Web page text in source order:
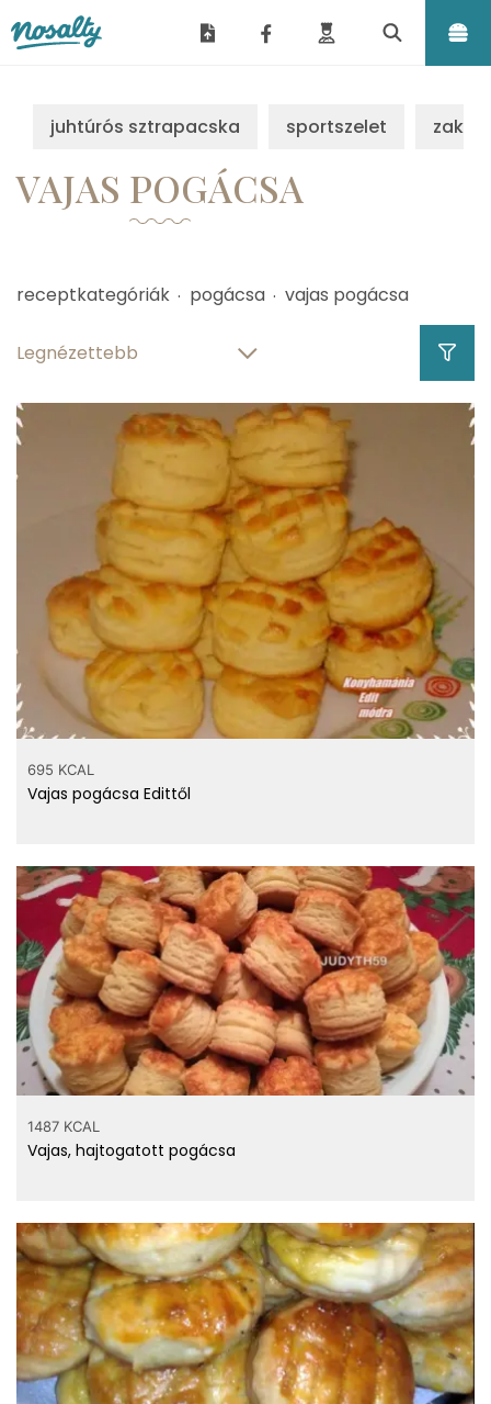
juhtúrós sztrapacska sportszelet
VAJAS POGÁCSA
receptkategóriák pogácsa vajas pogácsa
695 KCAL
Vajas pogácsa Edittől
1487 KCAL
Vajas, hajtogatott pogácsa